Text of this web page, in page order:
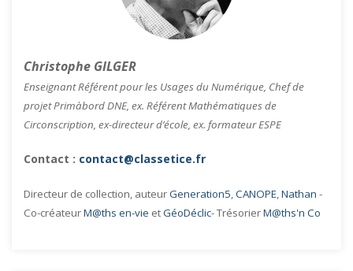
Christophe GILGER
Enseignant Référent pour les Usages du Numérique, Chef de
projet Primàbord DNE, ex. Référent Mathématiques de
Circonscription, ex-directeur d’école, ex. formateur ESPE
Contact : contact@classetice.fr
Directeur de collection, auteurGeneration5,CANOPE,Nathan -
Co-créateurM@ths en-vie etGéoDéclic- TrésorierM@ths'n Co